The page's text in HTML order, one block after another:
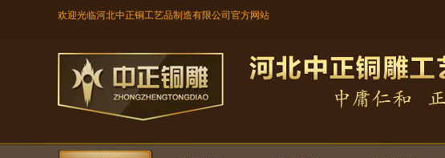
欢迎光临河北中正铜工艺品制造有限公司官方网站